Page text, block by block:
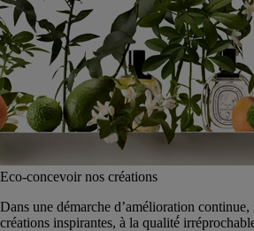
Eco-concevoir nos créations
Dans une démarche d’amélioration
créations inspirantes, à la qualité́